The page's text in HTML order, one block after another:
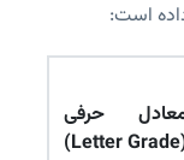
است:
حرفی